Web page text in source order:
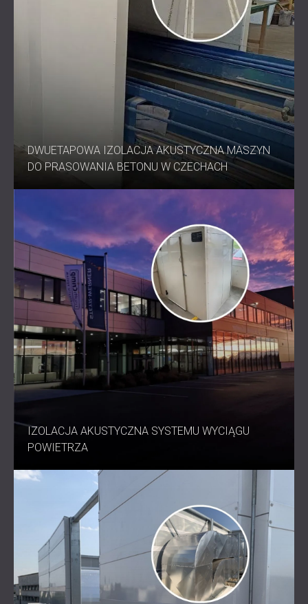
DWUETAPOWA IZOLACJA AKUSTYCZNA MASZYN
DO PRASOWANIA BETONU W CZECHACH
IZOLACJA AKUSTYCZNA SYSTEMU WYCIĄGU
POWIETRZA